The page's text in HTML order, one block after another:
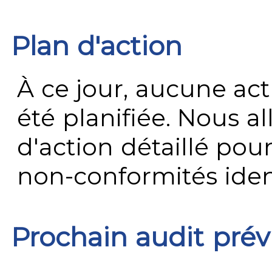
Plan d'action
À ce jour, aucune
été planifiée. Nous
d'action détaillé
non-conformités
Prochain audit